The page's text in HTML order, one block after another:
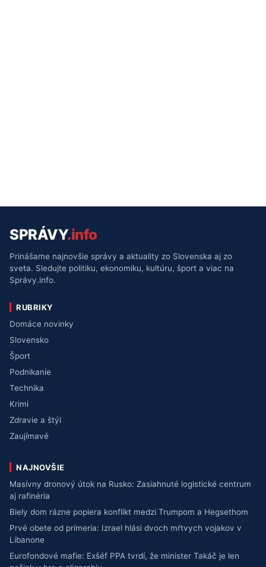
SPRÁVY.info
Prinášame najnovšie správy a aktuality zo Slovenska aj zo
sveta. Sledujte politiku, ekonomiku, kultúru, šport a viac na
Správy.info.
RUBRIKY
Domáce novinky
Slovensko
Šport
Podnikanie
Technika
Krimi
Zdravie a štýl
Zaujímavé
NAJNOVŠIE
Masívny dronový útok na Rusko: Zasiahnuté logistické centrum
aj rafinéria
Biely dom rázne popiera konflikt medzi Trumpom a Hegsethom
Prvé obete od prímeria: Izrael hlási dvoch mŕtvych vojakov v
Libanone
Eurofondové mafie: Exšéf PPA tvrdí, že minister Takáč je len